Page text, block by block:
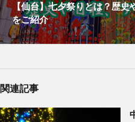
【仙台】七夕祭りとは？歴史
をご紹介
関連記事